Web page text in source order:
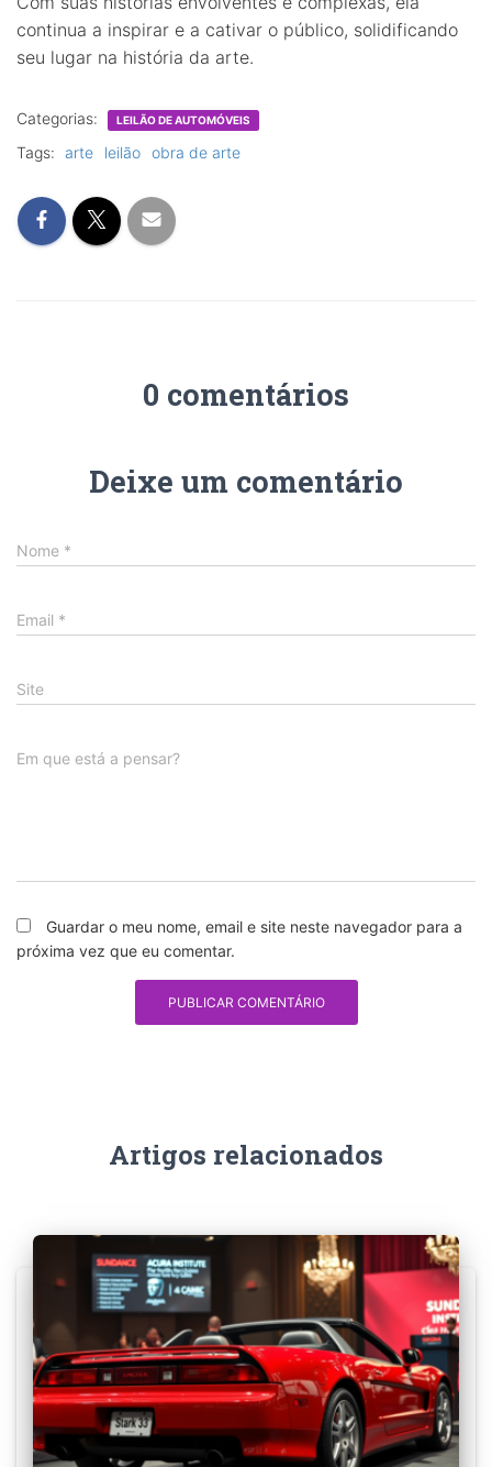
continua a inspirar e a cativar o público, solidificando
seu lugar na história da arte.
Categorias: LEILÃO DE AUTOMÓVEIS
Tags: arte leilão obra de arte
0 comentários
Deixe um comentário
Nome *
Email *
Site
Em que está a pensar?
Guardar o meu nome, email e site neste navegador para a
próxima vez que eu comentar.
Artigos relacionados